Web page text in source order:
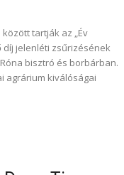
között tartják az „Év
díj jelenléti zsűrizésének
bisztró és borbárban.
agrárium kiválóságai